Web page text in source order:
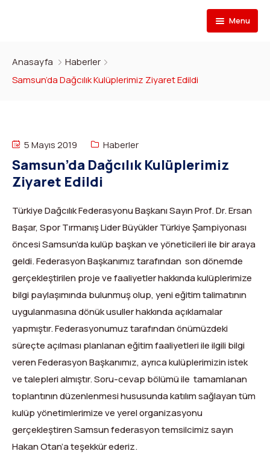
Menu
İletişim
Yönetim Kurulu
İdari Personel
İl Temsilcileri
Kurullar
Federasyon Logosu
Branşlar
Para Tırmanış
Dağ Kayağı
Buz Tırmanışı
Kanyoning
Yüksek Dağ Koşusu
Haber Yayınlama Prosedürü
Kulüp Eğitim Başvuruları ve Uygulama Adımları
Faaliyet Programı
Formlar
İlanlar
Türkiye ‘nin Dağları
Tırmanış Raporları
Anti-Doping
Mevzuat
Harç ve Katılım Payları
Yayınlar
Rotalar
Arşivler
Başvur
Görevli Başvurusu
TDF Yayın/Kitap Başvurusu
Kimlik Başvurusu
DYS Şifre
DYS İlk Giriş ve Şifre (Kulüp)
DYS İlk Giriş ve Şifre (Sporcu, Antrenör, Hakem vb.)
DYS Şifre Başvuru Formu (Sadece Kulüp Yetkilileri)
Anasayfa
Haberler
Samsun’da Dağcılık Kulüplerimiz Ziyaret Edildi
5 Mayıs 2019 Haberler
Samsun’da Dağcılık Kulüplerimiz
Ziyaret Edildi
Türkiye Dağcılık Federasyonu Başkanı Sayın Prof. Dr. Ersan
Başar, Spor Tırmanış Lider Büyükler Türkiye Şampiyonası
öncesi Samsun’da kulüp başkan ve yöneticileri ile bir araya
geldi. Federasyon Başkanımız tarafından son dönemde
gerçekleştirilen proje ve faaliyetler hakkında kulüplerimize
bilgi paylaşımında bulunmuş olup, yeni eğitim talimatının
uygulanmasına dönük usuller hakkında açıklamalar
yapmıştır. Federasyonumuz tarafından önümüzdeki
süreçte açılması planlanan eğitim faaliyetleri ile ilgili bilgi
veren Federasyon Başkanımız, ayrıca kulüplerimizin istek
ve talepleri almıştır. Soru-cevap bölümü ile tamamlanan
toplantının düzenlenmesi hususunda katılım sağlayan tüm
kulüp yönetimlerimize ve yerel organizasyonu
gerçekleştiren Samsun federasyon temsilcimiz sayın
Hakan Otan’a teşekkür ederiz.